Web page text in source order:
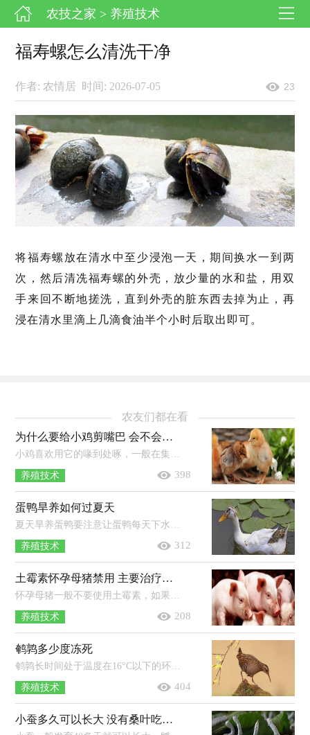
农技之家 > 养殖技术
福寿螺怎么清洗干净
作者: 农情居 时间: 2026-07-05 23
将福寿螺放在清水中至少浸泡一天，期间换水一到两
次，然后清冼福寿螺的外壳，放少量的水和盐，用双
手来回不断地搓洗，直到外壳的脏东西去掉为止，再
浸在清水里滴上几滴食油半个小时后取出即可。
农友们都在看
为什么要给小鸡剪嘴巴 会不会影响进食
小鸡喜欢用它的喙到处啄，一般在集体养殖时，就会出现打架的现象，所以减掉它的啄可以有效避免这些现象发生。鸡的喙像鹰嘴一样是个钩形...
养殖技术 398
蛋鸭旱养如何过夏天
夏天旱养蛋鸭要注意让蛋鸭每天下水3-4次，每次10分钟左右，上水后让鸭子在阴凉处休息，就可以帮助蛋鸭度过夏天。旱养一般2000只蛋鸭只...
养殖技术 312
土霉素怀孕母猪禁用 主要治疗猪的什么病
怀孕母猪一般不要使用土霉素，如果怀孕母猪的臂部和颈部毛孔出现铁锈色针尖状大小的锈色点，可能是母猪身体里的内毒素过多所致，如吃食...
养殖技术 208
鹌鹑多少度冻死
鹌鹑长时间处于温度在16°C以下的环境中就有可能会冻死。鹌鹑是一类候鸟，常栖居于气候温暖的地方，是稚科中迁徙能力相对较弱的一种，...
养殖技术 404
小蚕多久可以长大 没有桑叶吃可以吃什么